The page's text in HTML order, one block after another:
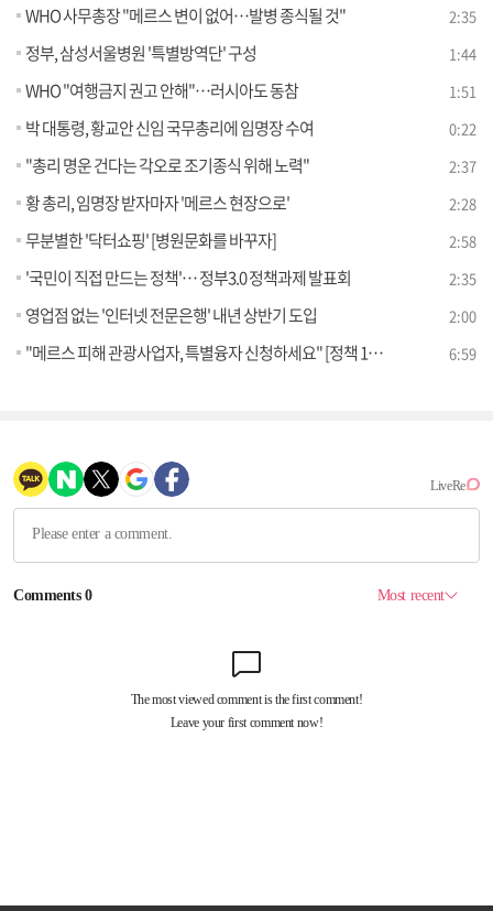
WHO 사무총장 "메르스 변이 없어…발병 종식될 것" 2:35
정부, 삼성서울병원 '특별방역단' 구성 1:44
WHO "여행금지 권고 안해"…러시아도 동참 1:51
박 대통령, 황교안 신임 국무총리에 임명장 수여 0:22
"총리 명운 건다는 각오로 조기종식 위해 노력" 2:37
황 총리, 임명장 받자마자 '메르스 현장으로' 2:28
무분별한 '닥터쇼핑' [병원문화를 바꾸자] 2:58
'국민이 직접 만드는 정책'… 정부3.0 정책과제 발표회 2:35
영업점 없는 '인터넷 전문은행' 내년 상반기 도입 2:00
"메르스 피해 관광사업자, 특별융자 신청하세요" [정책 100% 활용하기] 6:59